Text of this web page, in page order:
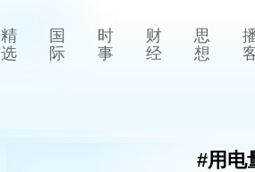
精
选
国
际
时
事
财
经
思
想
#用电